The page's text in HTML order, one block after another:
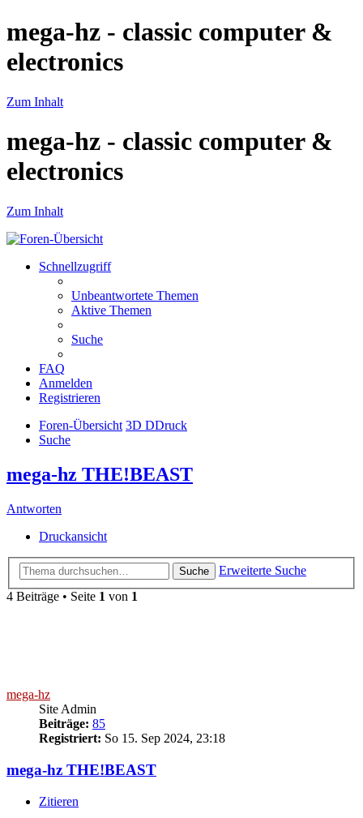
mega-hz - classic computer &
electronics
Zum Inhalt
mega-hz - classic computer &
electronics
Zum Inhalt
Schnellzugriff
Unbeantwortete Themen
Aktive Themen
Suche
FAQ
Anmelden
Registrieren
Foren-Übersicht 3D DDruck
Suche
mega-hz THE!BEAST
Antworten
Druckansicht
Suche
Erweiterte Suche
4 Beiträge • Seite 1 von 1
mega-hz
Site Admin
Beiträge: 85
Registriert: So 15. Sep 2024, 23:18
mega-hz THE!BEAST
Zitieren